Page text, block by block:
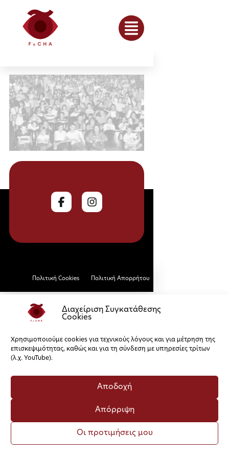
Διαχείριση Συγκατάθεσης
Cookies
Χρησιμοποιούμε cookies για τεχνικούς λόγους και για μέτρηση της
επισκεψιμότητας, καθώς και για τη σύνδεση με υπηρεσίες τρίτων
(λ.χ. YouTube).
Αποδοχή
Απόρριψη
Οι προτιμήσεις μου
Πολιτική Cookies Πολιτική Απορρήτου